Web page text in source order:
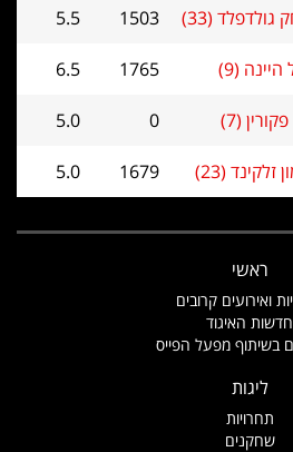
גולדפלד (33) 1503
5.5
היינה (9) 1765
6.5
פקורין (7) 0
5.0
זלקינד (23) 1679
5.0
ראשי
ואירועים קרובים
חדשות האיגוד
בשיתוף מפעל הפייס
ליגות
תחרויות
שחקנים